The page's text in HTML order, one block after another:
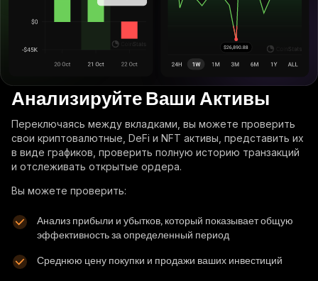
Анализируйте Ваши Активы
Переключаясь между вкладками, вы можете проверить
свои криптовалютные, DeFi и NFT активы, представить их
в виде графиков, проверить полную историю транзакций
и отслеживать открытые ордера.
Вы можете проверить:
Анализ прибыли и убытков, который показывает общую
эффективность за определенный период
Среднюю цену покупки и продажи ваших инвестиций